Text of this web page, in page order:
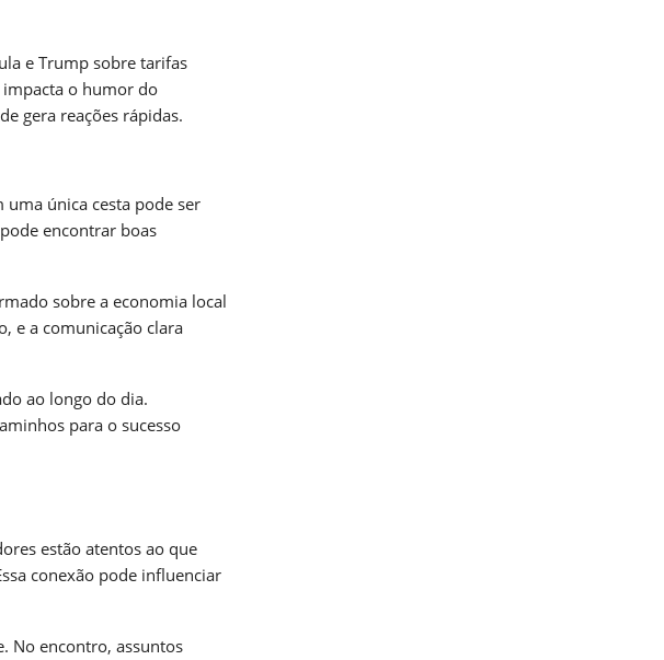
e Trump sobre tarifas
impacta o humor do
gera reações rápidas.
única cesta pode ser
encontrar boas
sobre a economia local
e a comunicação clara
ao longo do dia.
para o sucesso
estão atentos ao que
conexão pode influenciar
No encontro, assuntos